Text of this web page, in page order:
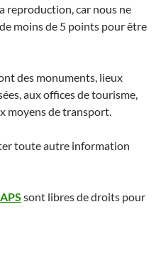
reproduction, car nous ne
moins de 5 points pour être
des monuments, lieux
aux offices de tourisme,
moyens de transport.
toute autre information
sont libres de droits pour